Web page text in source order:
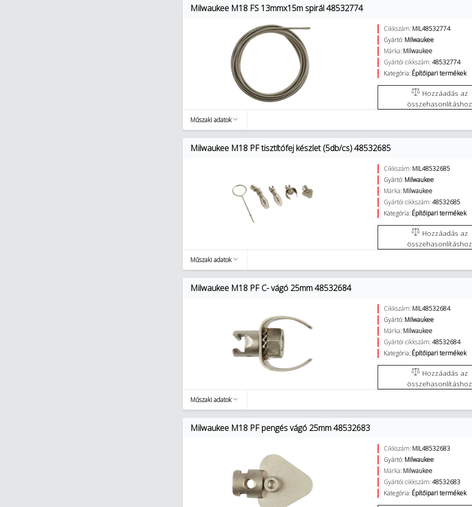
Milwaukee M18 FS 13mmx15m spirál 48532774
Cikkszám: MIL48532774
Gyártó: Milwaukee
Márka: Milwaukee
Gyártói cikkszám:48532774
Kategória: Építőipari termékek
összehasonlításhoz
Műszaki adatok
Milwaukee M18 PF tisztítófej készlet (5db/cs) 48532685
Cikkszám: MIL48532685
Gyártó: Milwaukee
Márka: Milwaukee
Gyártói cikkszám:48532685
Kategória: Építőipari termékek
összehasonlításhoz
Műszaki adatok
Milwaukee M18 PF C- vágó 25mm 48532684
Cikkszám: MIL48532684
Gyártó: Milwaukee
Márka: Milwaukee
Gyártói cikkszám:48532684
Kategória: Építőipari termékek
összehasonlításhoz
Műszaki adatok
Milwaukee M18 PF pengés vágó 25mm 48532683
Cikkszám: MIL48532683
Gyártó: Milwaukee
Márka: Milwaukee
Gyártói cikkszám:48532683
Kategória: Építőipari termékek